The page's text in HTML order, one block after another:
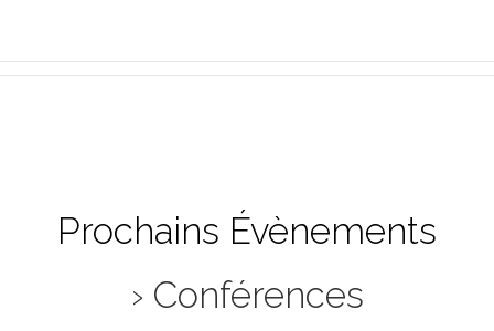
Prochains Évènements
› Conférences